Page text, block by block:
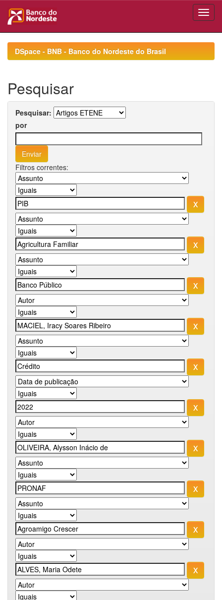
navigationDSpace - BNB - Banco do Nordeste do Brasil
Pesquisar
Pesquisar:
por
Filtros correntes: